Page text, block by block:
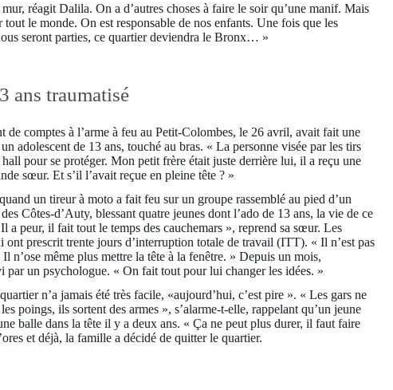
réagit Dalila. On a d’autres choses à faire le soir qu’une manif. Mais
tout le monde. On est responsable de nos enfants. Une fois que les
seront parties, ce quartier deviendra le Bronx… »
ans traumatisé
de comptes à l’arme à feu au Petit-Colombes, le 26 avril, avait fait une
adolescent de 13 ans, touché au bras. « La personne visée par les tirs
pour se protéger. Mon petit frère était juste derrière lui, il a reçu une
sœur. Et s’il l’avait reçue en pleine tête ? »
un tireur à moto a fait feu sur un groupe rassemblé au pied d’un
Côtes-d’Auty, blessant quatre jeunes dont l’ado de 13 ans, la vie de ce
a peur, il fait tout le temps des cauchemars », reprend sa sœur. Les
ont prescrit trente jours d’interruption totale de travail (ITT). « Il n’est pas
n’ose même plus mettre la tête à la fenêtre. » Depuis un mois,
par un psychologue. « On fait tout pour lui changer les idées. »
n’a jamais été très facile, «aujourd’hui, c’est pire ». « Les gars ne
poings, ils sortent des armes », s’alarme-t-elle, rappelant qu’un jeune
balle dans la tête il y a deux ans. « Ça ne peut plus durer, il faut faire
et déjà, la famille a décidé de quitter le quartier.